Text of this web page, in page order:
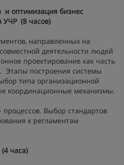
оптимизация бизнес
УЧР (8 часов)
направленных на
деятельности людей
проектирование как часть
Этапы построения системы
типа организационной
координационные механизмы.
Выбор стандартов
к регламентам
часа)